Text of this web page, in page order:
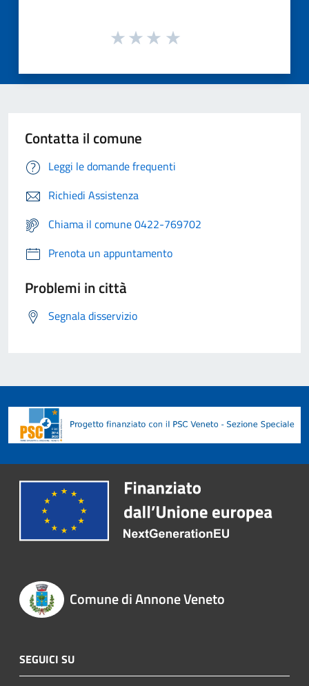
Contatta il comune
Leggi le domande frequenti
Richiedi Assistenza
Chiama il comune 0422-769702
Prenota un appuntamento
Problemi in città
Segnala disservizio
Comune di Annone Veneto
SEGUICI SU